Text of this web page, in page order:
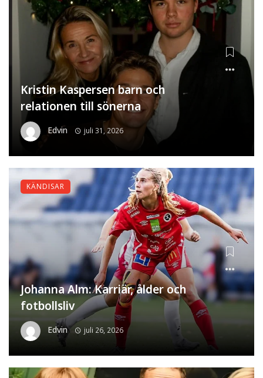
Kristin Kaspersen barn och
relationen till sönerna
Edvin juli 31, 2026
Johanna Alm: Karriär, ålder och
fotbollsliv
Edvin juli 26, 2026
KÄNDISAR